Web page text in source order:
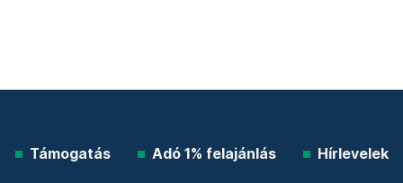
Támogatás Adó 1% felajánlás Hírlevelek